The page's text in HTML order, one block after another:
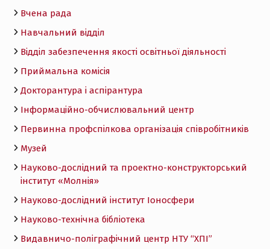
Вчена рада
Навчальний відділ
Відділ забезпечення якості освітньої діяльності
Приймальна комісія
Докторантура і аспірантура
Інформаційно-обчислювальний центр
Первинна профспілкова організація співробітників
Музей
Науково-дослідний та проектно-конструкторський
інститут «Молнія»
Науково-дослідний інститут Іоносфери
Науково-технічна бібліотека
Видавничо-поліграфічний центр НТУ “ХПІ”